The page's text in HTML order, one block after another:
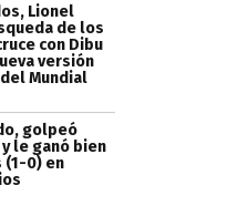
Lionel
de los
con Dibu
versión
Mundial
golpeó
le ganó bien
(1-0) en